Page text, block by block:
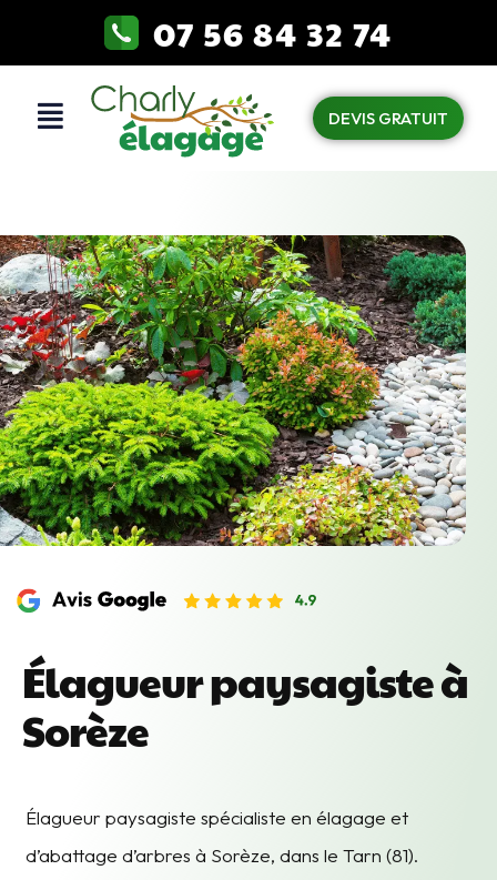
07 56 84 32 74
DEVIS GRATUIT
Élagueur paysagiste à
Sorèze
Élagueur paysagiste spécialiste en élagage et
d’abattage d’arbres à Sorèze, dans le Tarn (81).